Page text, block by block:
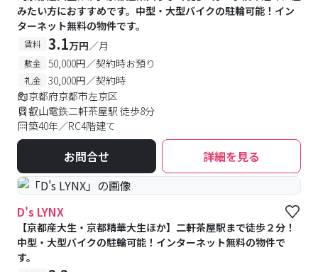
みたい方におすすめです。中型・大型バイクの駐輪可能！イン
ターネット無料の物件です。
賃料 3.1万円／月
敷金 50,000円／契約時お預り
礼金
30,000円／契約時
京都府京都市左京区
叡山電鉄二軒茶屋駅 徒歩8分
築40年／RC4階建て
お問合せ 詳細を見る
D's LYNX
【京都産大生・京都精華大生ほか】二軒茶屋駅まで徒歩２分！
中型・大型バイクの駐輪可能！インターネット無料の物件で
す。